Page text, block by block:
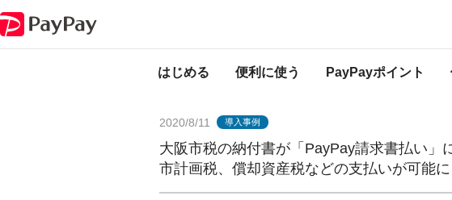
はじめる 便利に使う PayPayポイント
2020/8/11 導入事例
大阪市税の納付書が「PayPay請求書払い」
市計画税、償却資産税などの支払いが可能に